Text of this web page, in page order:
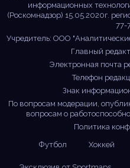
информационных
(Роскомнадзор) 15.05.2020г.
77-
Учредитель: ООО
Главный
Электронная почта
Телефон
Знак
По вопросам модерации,
вопросам о
Политика
Футбол
Хоккей